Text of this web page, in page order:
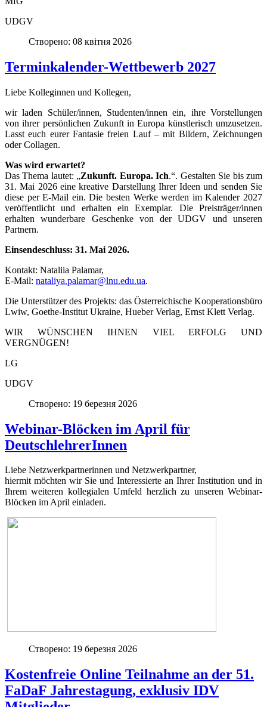
UDGV
Створено: 08 квітня 2026
Terminkalender-Wettbewerb 2027
Liebe Kolleginnen und Kollegen,
wir laden Schüler/innen, Studenten/innen ein, ihre Vorstellungen
von ihrer persönlichen Zukunft in Europa künstlerisch umzusetzen.
Lasst euch eurer Fantasie freien Lauf – mit Bildern, Zeichnungen
oder Collagen.
Was wird erwartet?
Das Thema lautet: „Zukunft. Europa. Ich.“. Gestalten Sie bis zum
31. Mai 2026 eine kreative Darstellung Ihrer Ideen und senden Sie
diese per E-Mail ein. Die besten Werke werden im Kalender 2027
veröffentlicht und erhalten ein Exemplar. Die Preisträger/innen
erhalten wunderbare Geschenke von der UDGV und unseren
Partnern.
Einsendeschluss: 31. Mai 2026.
Kontakt: Nataliia Palamar,
E-Mail: nataliya.palamar@lnu.edu.ua.
Die Unterstützer des Projekts: das Österreichische Kooperationsbüro
Lwiw, Goethe-Institut Ukraine, Hueber Verlag, Ernst Klett Verlag.
WIR WÜNSCHEN IHNEN VIEL ERFOLG UND
VERGNÜGEN!
LG
UDGV
Створено: 19 березня 2026
Webinar-Blöcken im April für
DeutschlehrerInnen
Liebe Netzwerkpartnerinnen und Netzwerkpartner,
hiermit möchten wir Sie und Interessierte an Ihrer Institution und in
Ihrem weiteren kollegialen Umfeld herzlich zu unseren Webinar-
Blöcken im April einladen.
Створено: 19 березня 2026
Kostenfreie Online Teilnahme an der 51.
FaDaF Jahrestagung, exklusiv IDV